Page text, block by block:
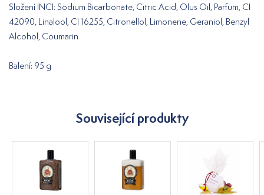
Složení INCI: Sodium Bicarbonate, Citric Acid, Olus Oil, Parfum, CI
42090, Linalool, CI 16255, Citronellol, Limonene, Geraniol, Benzyl
Alcohol, Coumarin
Balení: 95 g
Související produkty